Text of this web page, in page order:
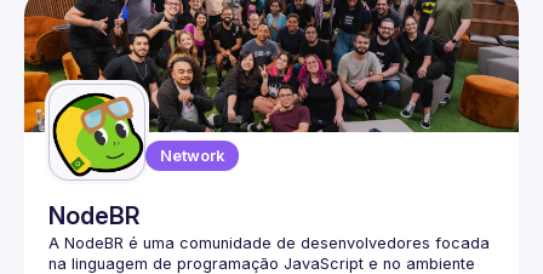
Guilds
Network
NodeBR
A NodeBR é uma comunidade de desenvolvedores focada
na linguagem de programação JavaScript e no ambiente